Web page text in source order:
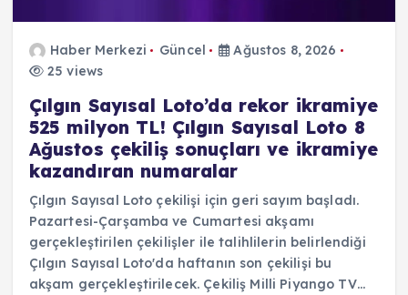
Haber Merkezi Güncel
Ağustos 8, 2026
25 views
Çılgın Sayısal Loto’da rekor ikramiye
525 milyon TL! Çılgın Sayısal Loto 8
Ağustos çekiliş sonuçları ve ikramiye
kazandıran numaralar
Çılgın Sayısal Loto çekilişi için geri sayım başladı.
Pazartesi-Çarşamba ve Cumartesi akşamı
gerçekleştirilen çekilişler ile talihlilerin belirlendiği
Çılgın Sayısal Loto'da haftanın son çekilişi bu
akşam gerçekleştirilecek. Çekiliş Milli Piyango TV…